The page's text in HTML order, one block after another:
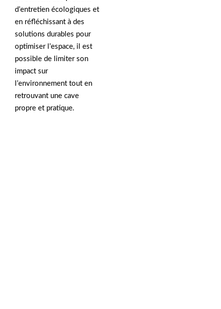
d’entretien écologiques et
en réfléchissant à des
solutions durables pour
optimiser l’espace, il est
possible de limiter son
impact sur
l’environnement tout en
retrouvant une cave
propre et pratique.